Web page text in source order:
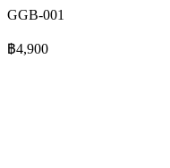
GGB-001
฿4,900